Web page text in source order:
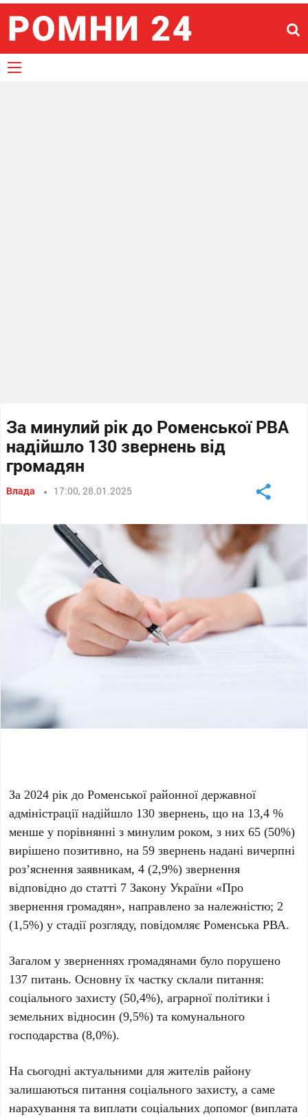
За минулий рік до Роменської РВА
надійшло 130 звернень від
громадян
Влада 17:00, 28.01.2025
За 2024 рік до Роменської районної державної
адміністрації надійшло 130 звернень, що на 13,4 %
менше у порівнянні з минулим роком, з них 65 (50%)
вирішено позитивно, на 59 звернень надані вичерпні
роз’яснення заявникам, 4 (2,9%) звернення
відповідно до статті 7 Закону України «Про
звернення громадян», направлено за належністю; 2
(1,5%) у стадії розгляду, повідомляє Роменська РВА.
Загалом у зверненнях громадянами було порушено
137 питань. Основну їх частку склали питання:
соціального захисту (50,4%), аграрної політики і
земельних відносин (9,5%) та комунального
господарства (8,0%).
На сьогодні актуальними для жителів району
залишаються питання соціального захисту, а саме
нарахування та виплати соціальних допомог (виплата